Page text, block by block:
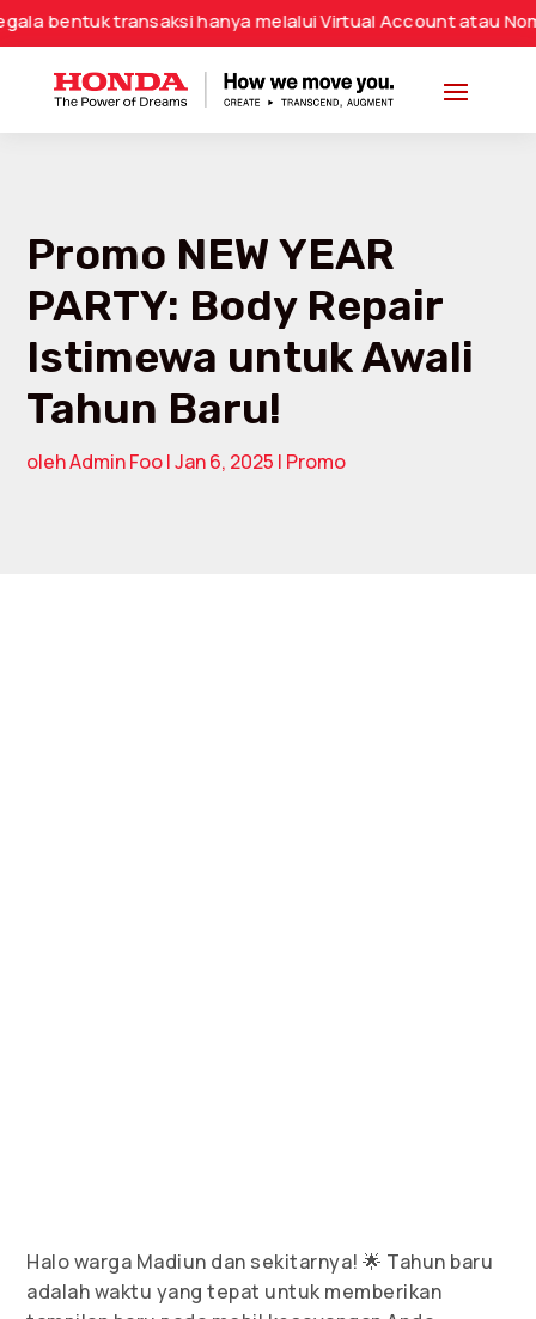
transaksi hanya melalui Virtual Account atau Nomor
Promo NEW YEAR
PARTY: Body Repair
Istimewa untuk Awali
Tahun Baru!
olehAdmin Foo|Jan 6, 2025 | Promo
Halo warga Madiun dan sekitarnya! 🌟 Tahun baru
adalah waktu yang tepat untuk memberikan